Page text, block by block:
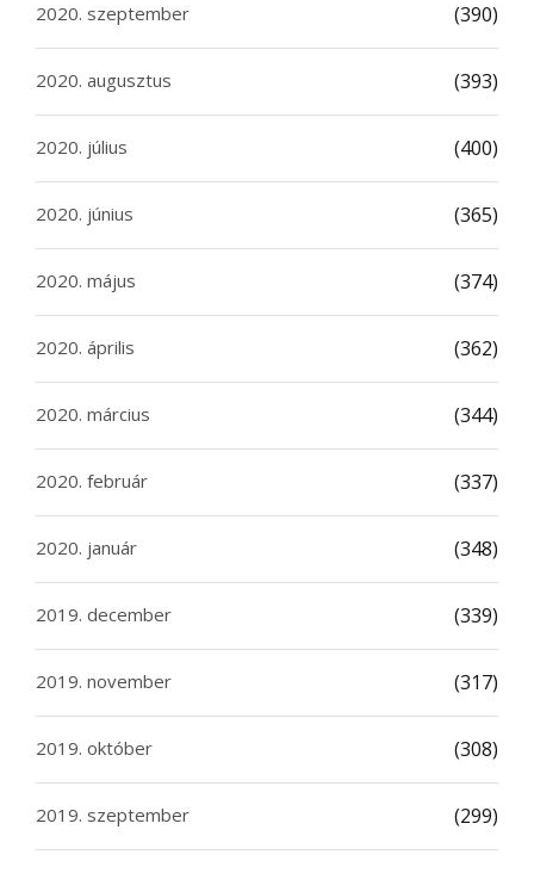
2020. szeptember (390)
2020. augusztus (393)
2020. július (400)
2020. június (365)
2020. május (374)
2020. április (362)
2020. március (344)
2020. február (337)
2020. január (348)
2019. december (339)
2019. november (317)
2019. október (308)
2019. szeptember (299)